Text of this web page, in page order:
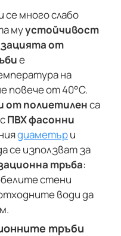
се много слабо
муустойчивост
от
е
на
повече от 40°С.
от полиетиленса
ПВХ фасонни
диаметъри
се използват за
тръба:
стени
води да
тръби